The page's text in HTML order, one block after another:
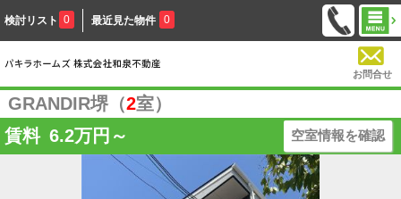
検討リスト 0 最近見た物件 0
お問合せ
GRANDIR堺（2室）
賃料 6.2万円～ 空室情報を確認